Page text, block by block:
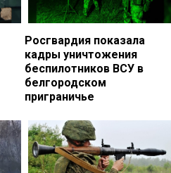
Росгвардия показала
кадры уничтожения
беспилотников ВСУ в
белгородском
приграничье